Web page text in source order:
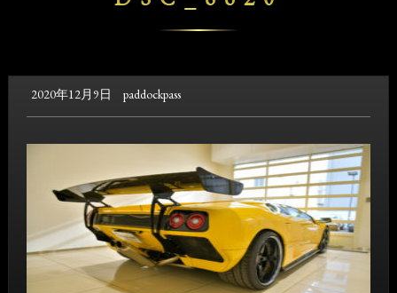
2020年12月9日 paddockpass